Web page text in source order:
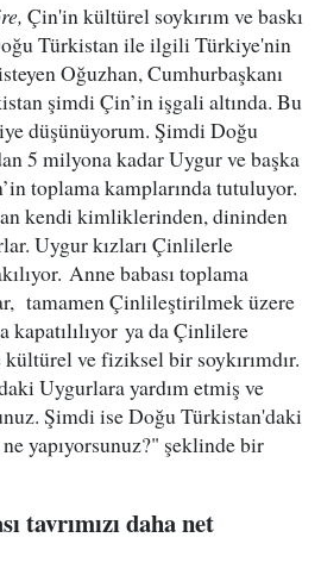
Çin'in kültürel soykırım ve baskı
Türkistan ile ilgili Türkiye'nin
Oğuzhan, Cumhurbaşkanı
şimdi Çin’in işgali altında. Bu
düşünüyorum. Şimdi Doğu
5 milyona kadar Uygur ve başka
toplama kamplarında tutuluyor.
kendi kimliklerinden, dininden
Uygur kızları Çinlilerle
Anne babası toplama
tamamen Çinlileştirilmek üzere
kapatılılıyor ya da Çinlilere
ve fiziksel bir soykırımdır.
Uygurlara yardım etmiş ve
Şimdi ise Doğu Türkistan'daki
yapıyorsunuz?" şeklinde bir
tavrımızı daha net